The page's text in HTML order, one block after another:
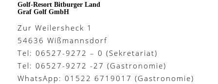
Golf-Resort Bitburger Land
Graf Golf GmbH
Zur Weilersheck 1
54636 Wißmannsdorf
Tel: 06527-9272 – 0 (Sekretariat)
Tel: 06527-9272 -27 (Gastronomie)
WhatsApp: 01522 6719017 (Gastronomie)